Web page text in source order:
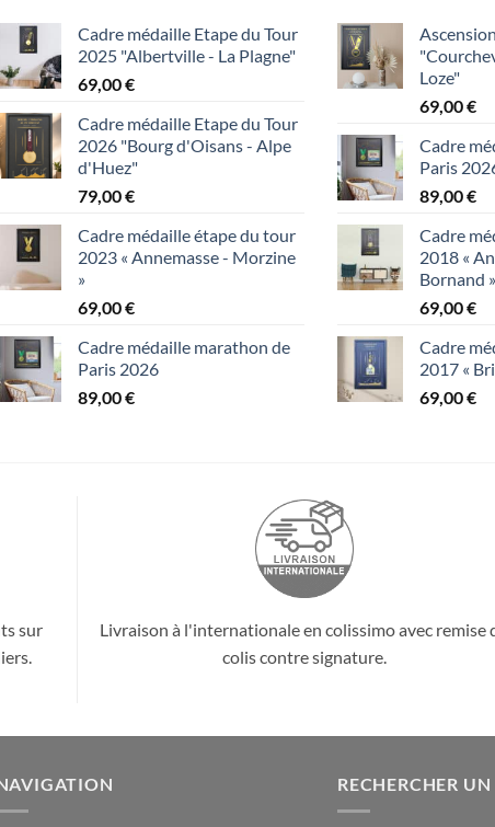
Cadre médaille Etape du Tour
2025 "Albertville - La Plagne"
69,00€
Cadre médaille Etape du Tour
2026 "Bourg d'Oisans - Alpe
d'Huez"
79,00€
Cadre médaille étape du tour
2023 « Annemasse - Morzine
»
69,00€
Cadre médaille marathon de
Paris 2026
89,00€
Loze"
69,00€
Cadre
Paris
89,00€
Cadre
2018 «
Bornand »
69,00€
Cadre
2017 «
69,00€
sur
Livraison à l'internationale en colissimo avec remise
colis contre signature.
RECHERCHER